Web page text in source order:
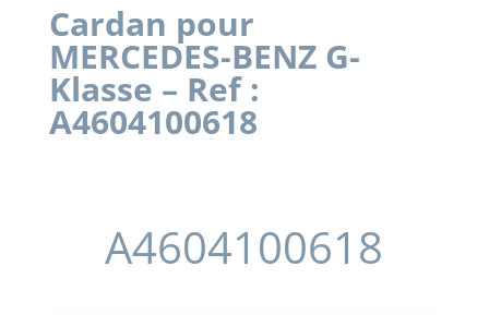
Cardan pour
MERCEDES-BENZ G-
Klasse – Ref :
A4604100618
A4604100618